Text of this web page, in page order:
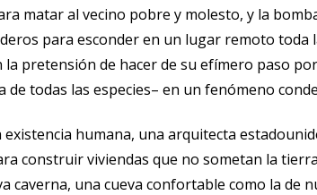
matar al vecino pobre y molesto, y la
para esconder en un lugar remoto
pretensión de hacer de su efímero paso
todas las especies– en un fenómeno
existencia humana, una arquitecta
construir viviendas que no sometan la
caverna, una cueva confortable como la de